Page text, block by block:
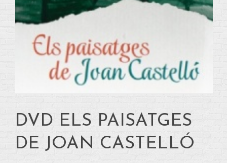
DVD ELS PAISATGES
DE JOAN CASTELLÓ